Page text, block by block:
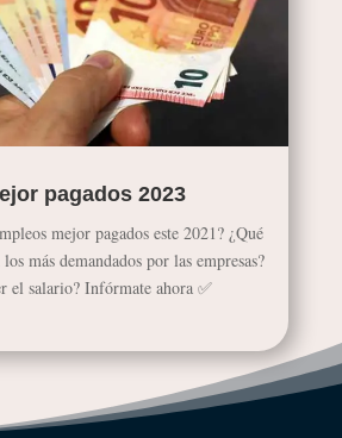
pagados 2023
mejor pagados este 2021? ¿Qué
más demandados por las empresas?
el salario? Infórmate ahora ✅